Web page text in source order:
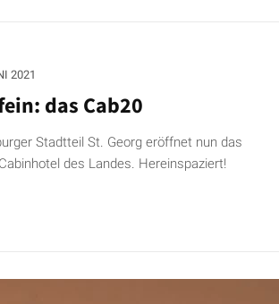
2021
das Cab20
Stadtteil St. Georg eröffnet nun das
des Landes. Hereinspaziert!